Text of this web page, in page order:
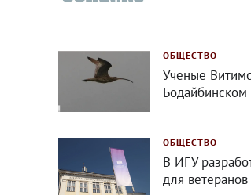
ОБЩЕСТВО
Ученые
Бодайбинском
ОБЩЕСТВО
В ИГУ
для